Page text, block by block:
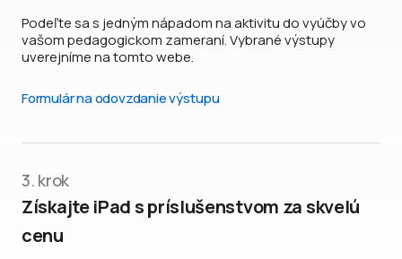
Podeľte sa s jedným nápadom na aktivitu do vyúčby vo
vašom pedagogickom zameraní. Vybrané výstupy
uverejníme na tomto webe.
Formulár na odovzdanie výstupu
3. krok
Získajte iPad s príslušenstvom za skvelú
cenu